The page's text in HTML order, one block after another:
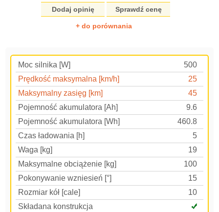
Dodaj opinię Sprawdź cenę
+ do porównania
Moc silnika [W]
500
Prędkość maksymalna [km/h]
25
Maksymalny zasięg [km]
45
Pojemność akumulatora [Ah]
9.6
Pojemność akumulatora [Wh]
460.8
Czas ładowania [h]
5
Waga [kg]
19
Maksymalne obciążenie [kg]
100
Pokonywanie wzniesień [°]
15
Rozmiar kół [cale]
10
Składana konstrukcja